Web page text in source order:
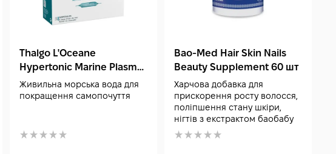
Thalgo L'Oceane
Hypertonic Marine Plasma
20 ампул
Живильна морська вода для
покращення самопочуття
Bao-Med Hair Skin Nails
Beauty Supplement 60 шт
Харчова добавка для
прискорення росту волосся,
поліпшення стану шкіри,
нігтів з екстрактом баобабу